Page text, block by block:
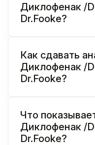
Диклофенак /
Dr.Fooke?
Как сдавать
Диклофенак /
Dr.Fooke?
Что
Диклофенак /
Dr.Fooke?